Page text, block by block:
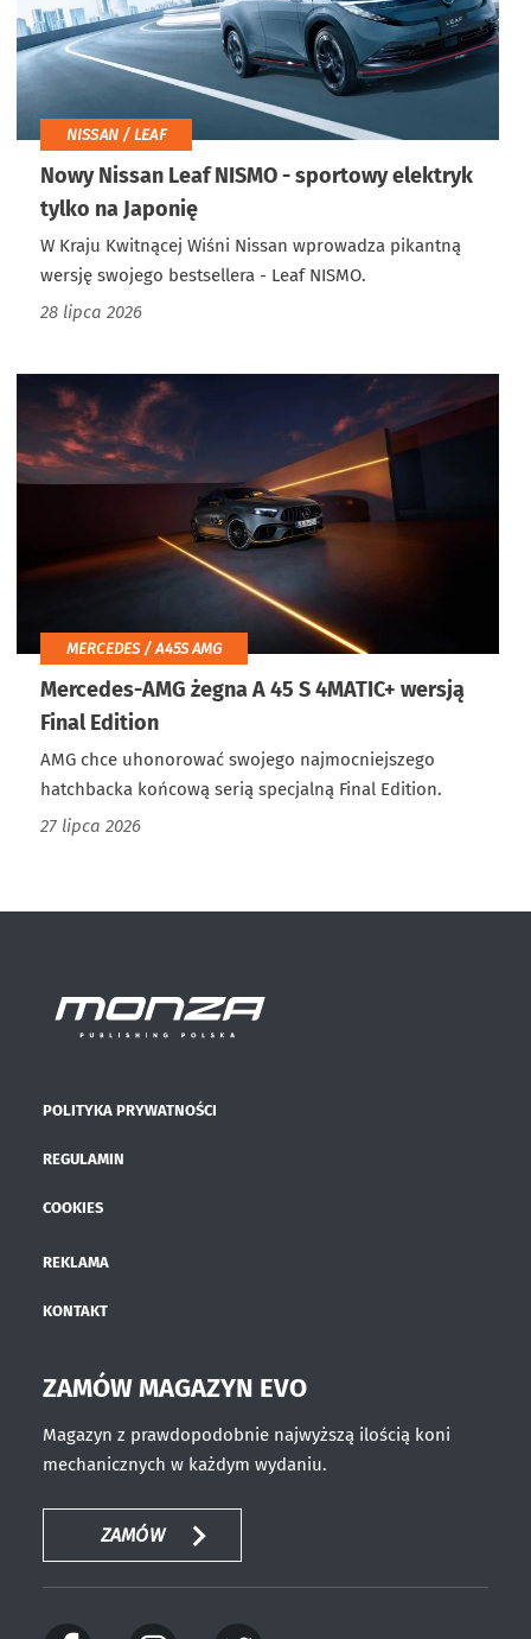
NISSAN / LEAF
Nowy Nissan Leaf NISMO - sportowy elektryk
tylko na Japonię
W Kraju Kwitnącej Wiśni Nissan wprowadza pikantną
wersję swojego bestsellera - Leaf NISMO.
28 lipca 2026
MERCEDES / A45S AMG
Mercedes-AMG żegna A 45 S 4MATIC+ wersją
Final Edition
AMG chce uhonorować swojego najmocniejszego
hatchbacka końcową serią specjalną Final Edition.
27 lipca 2026
POLITYKA PRYWATNOŚCI
REGULAMIN
COOKIES
REKLAMA
KONTAKT
ZAMÓW MAGAZYN EVO
Magazyn z prawdopodobnie najwyższą ilością koni
mechanicznych w każdym wydaniu.
ZAMÓW